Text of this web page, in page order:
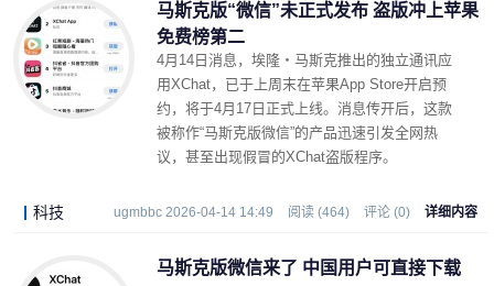
马斯克版“微信”未正式发布 盗版冲上苹果
免费榜第二
4月14日消息，埃隆・马斯克推出的独立通讯应
用XChat，已于上周末在苹果App Store开启预
约，将于4月17日正式上线。消息传开后，这款
被称作“马斯克版微信”的产品迅速引发全网热
议，甚至出现假冒的XChat盗版程序。
科技 ugmbbc 2026-04-14 14:49 阅读 (464) 评论 (0) 详细内容
马斯克版微信来了 中国用户可直接下载